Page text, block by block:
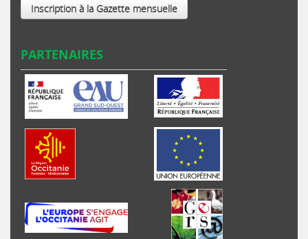
Inscription à la Gazette mensuelle
PARTENAIRES